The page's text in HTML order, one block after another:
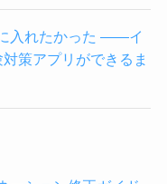
入れたかった ——イ
策アプリができるま